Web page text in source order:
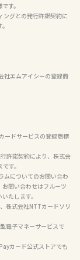
す。
ングとの発行許諾契約に
社エムアイシーの登録商
ードサービスの登録商標
許諾契約により、株式会
す。
問い合わせはフルーツ
たします。
株式会社NTTカードソリ
電子マネーサービスで
カード公式ストアでも